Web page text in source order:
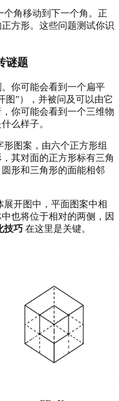
角移动到下一个角。正
方形。这些问题测试你识
谜题
你可能会看到一个扁平
图”），并被问及可以由它
你可能会看到一个三维物
么样子。
形图案，由六个正方形组
其对面的正方形标有三角
形和三角形的面能相邻
开图中，平面图案中相
也将位于相对的两侧，因
技巧 在这里是关键。